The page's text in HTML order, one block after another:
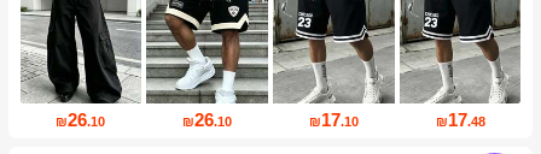
₪17.48
₪17.10
₪26.10
₪26.10